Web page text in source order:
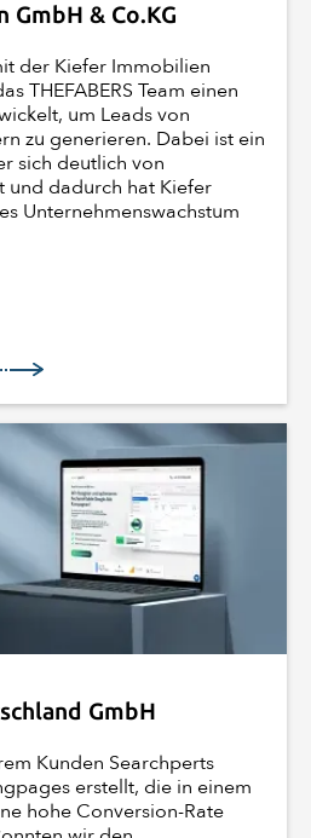
& Co.KG
der Kiefer Immobilien
THEFABERS Team einen
um Leads von
zu generieren. Dabei ist ein
sich deutlich von
dadurch hat Kiefer
Unternehmenswachstum
GmbH
Kunden Searchperts
erstellt, die in einem
hohe Conversion-Rate